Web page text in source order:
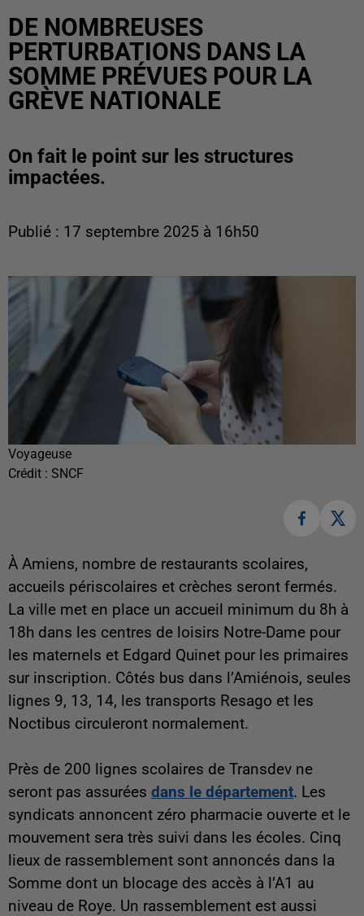
DE NOMBREUSES
PERTURBATIONS DANS LA
SOMME PRÉVUES POUR LA
GRÈVE NATIONALE
On fait le point sur les structures
impactées.
Publié : 17 septembre 2025 à 16h50
Voyageuse
Crédit : SNCF
À Amiens, nombre de restaurants scolaires,
accueils périscolaires et crèches seront fermés.
La ville met en place un accueil minimum du 8h à
18h dans les centres de loisirs Notre-Dame pour
les maternels et Edgard Quinet pour les primaires
sur inscription. Côtés bus dans l’Amiénois, seules
lignes 9, 13, 14, les transports Resago et les
Noctibus circuleront normalement.
Près de 200 lignes scolaires de Transdev ne
seront pas assurées dans le département. Les
syndicats annoncent zéro pharmacie ouverte et le
mouvement sera très suivi dans les écoles. Cinq
lieux de rassemblement sont annoncés dans la
Somme dont un blocage des accès à l’A1 au
niveau de Roye. Un rassemblement est aussi